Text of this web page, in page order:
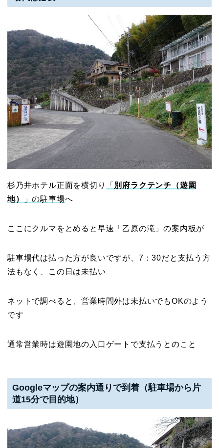
杉乃井ホテル正面を横切り 「 別府ラクテンチ（遊園
地）
」の駐車場へ
ここにクルマをとめると早速「乙原の滝」の案内板が
駐車場代は払った方が良いですが、7：30だと支払う方
法もなく、この日は未払い
ネットで調べると、営業時間外は未払いでもOKのよう
です
通常営業時は遊園地の入口ゲートで支払うとのこと
Googleマップの案内通りで到着（駐車場から片
道15分で目的地）